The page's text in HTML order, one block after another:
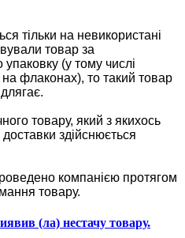
тільки на невикористані
товар за
(у тому числі
на флаконах), то такий товар
товару, який з якихось
здійснюється
компанією протягом
товару.
(ла) нестачу товару.